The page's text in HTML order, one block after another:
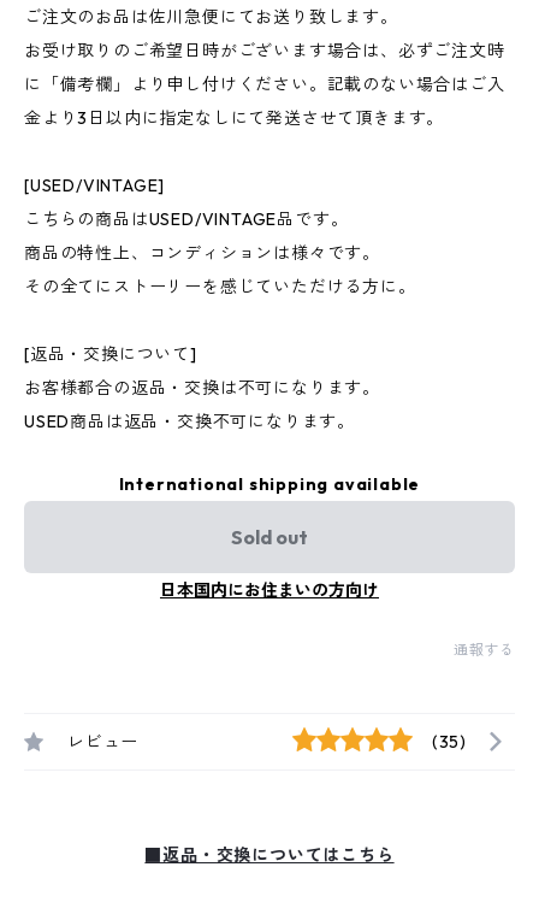
ご注文のお品は佐川急便にてお送り致します。
お受け取りのご希望日時がございます場合は、必ずご注文時
に「備考欄」より申し付けください。記載のない場合はご入
金より3日以内に指定なしにて発送させて頂きます。
[USED/VINTAGE]
こちらの商品はUSED/VINTAGE品です。
商品の特性上、コンディションは様々です。
その全てにストーリーを感じていただける方に。
[返品・交換について]
お客様都合の返品・交換は不可になります。
USED商品は返品・交換不可になります。
International shipping available
Sold out
日本国内にお住まいの方向け
通報する
レビュー (35)
■返品・交換についてはこちら